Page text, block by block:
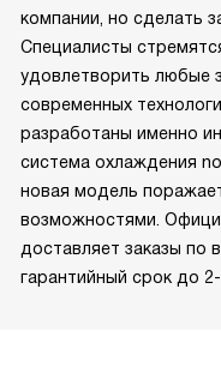
компании, но сделать
Специалисты
удовлетворить любые
современных
разработаны именно
система охлаждения
новая модель
возможностями.
доставляет заказы по
гарантийный срок до 2-